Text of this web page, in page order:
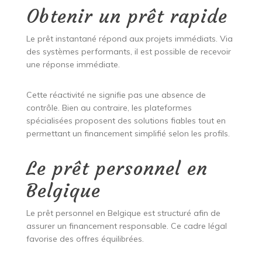
Obtenir un prêt rapide
Le prêt instantané répond aux projets immédiats. Via
des systèmes performants, il est possible de recevoir
une réponse immédiate.
Cette réactivité ne signifie pas une absence de
contrôle. Bien au contraire, les plateformes
spécialisées proposent des solutions fiables tout en
permettant un financement simplifié selon les profils.
Le prêt personnel en
Belgique
Le prêt personnel en Belgique est structuré afin de
assurer un financement responsable. Ce cadre légal
favorise des offres équilibrées.